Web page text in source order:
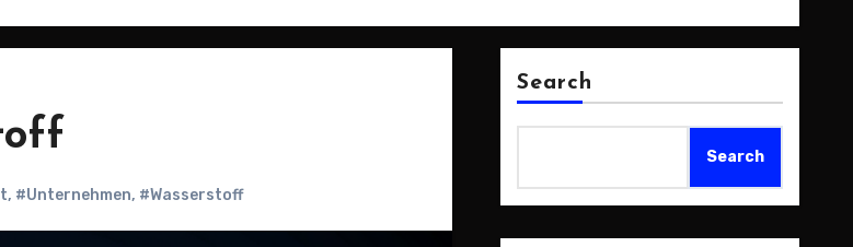
, #Unternehmen, #Wasserstoff
Search
Search